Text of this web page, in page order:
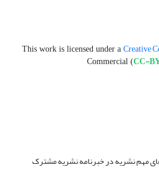
This work is licensed under a Creative
Commercial (CC-
های مهم نشریه در خبرنامه نشریه مشترک